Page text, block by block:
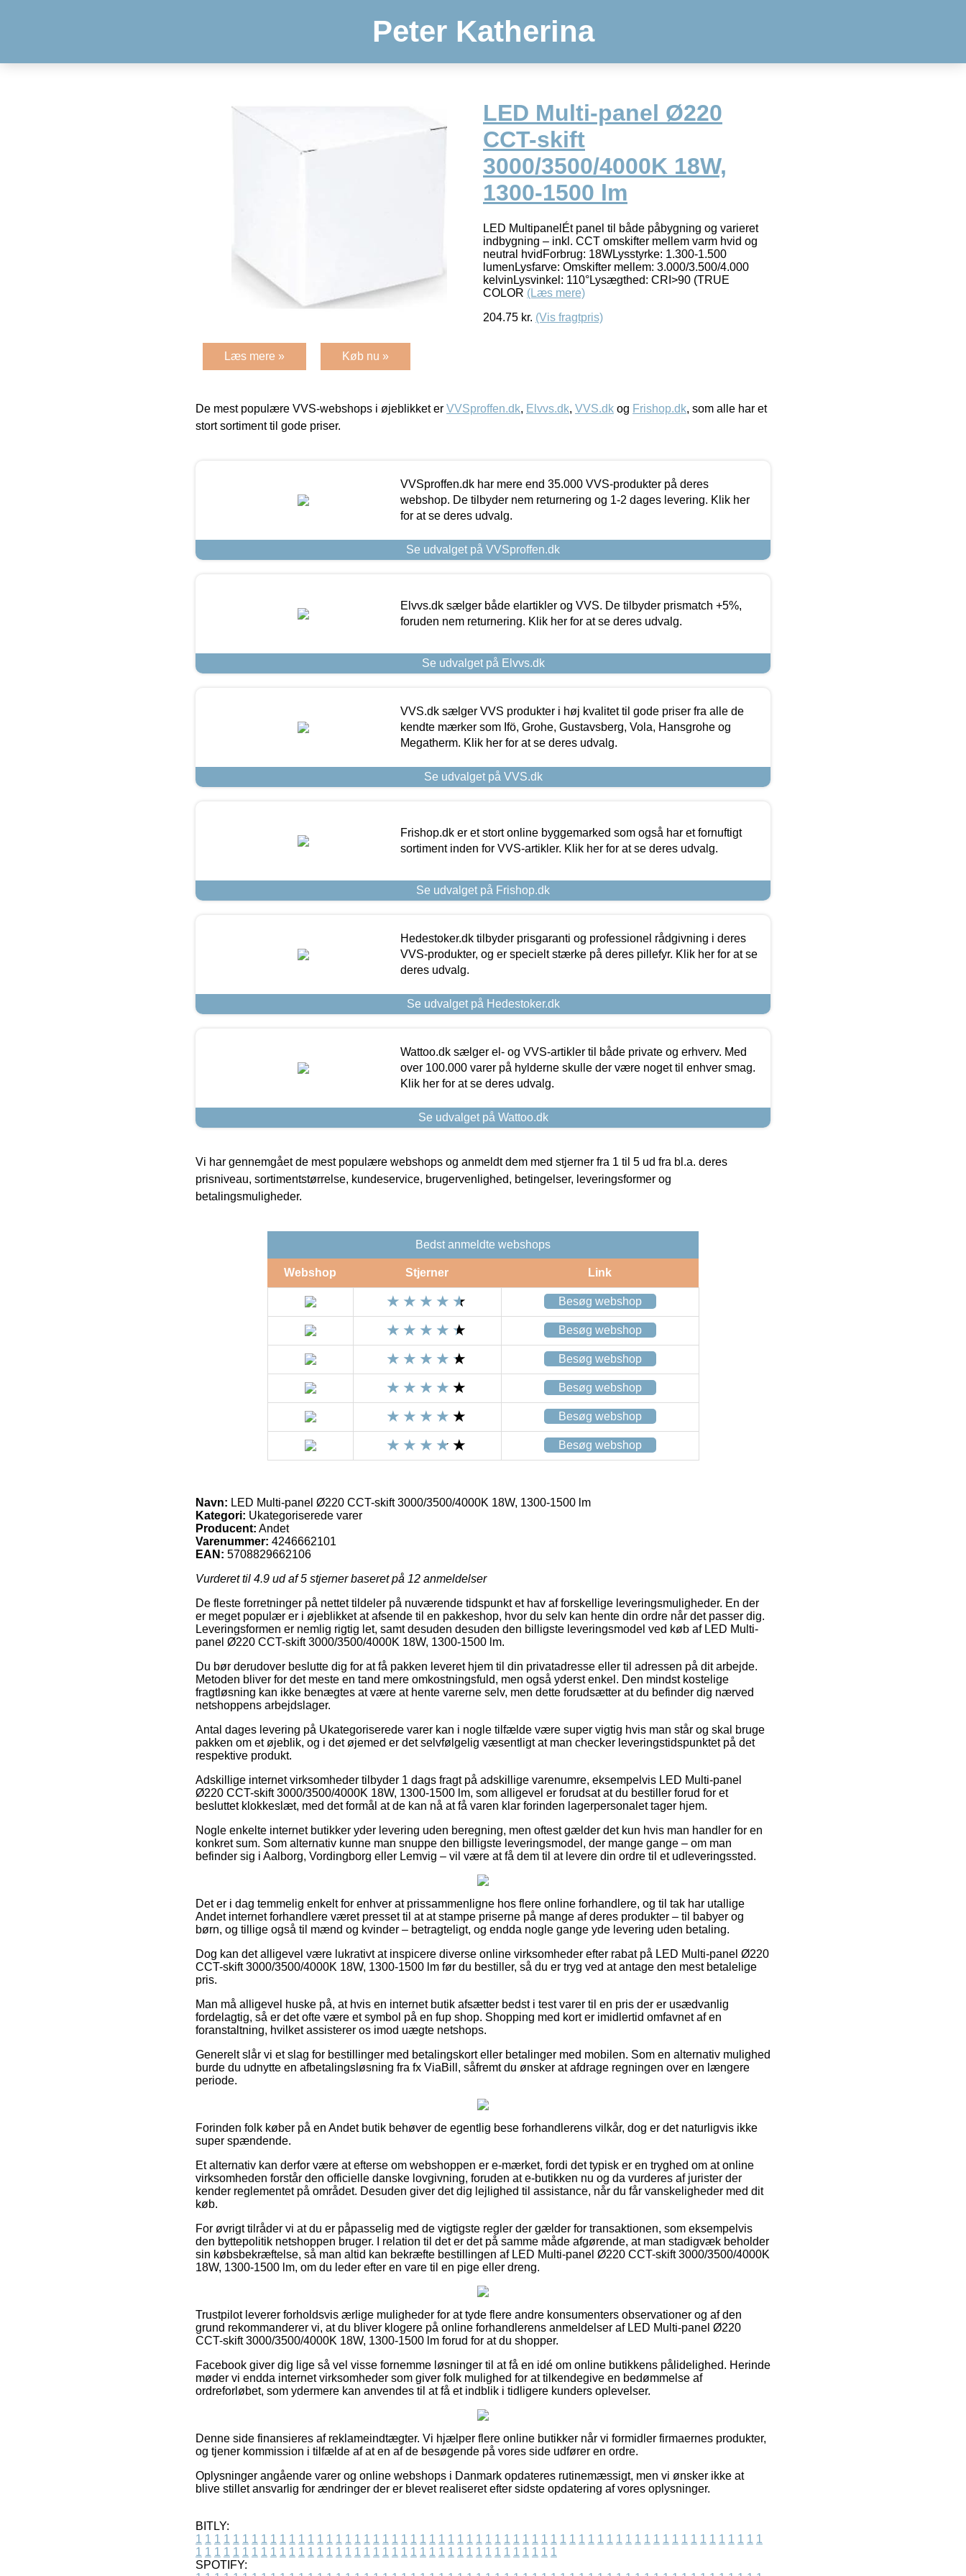
Peter Katherina
LED Multi-panel Ø220
CCT-skift
3000/3500/4000K 18W,
1300-1500 lm
LED MultipanelÉt panel til både påbygning og varieret
indbygning – inkl. CCT omskifter mellem varm hvid og
neutral hvidForbrug: 18WLysstyrke: 1.300-1.500
lumenLysfarve: Omskifter mellem: 3.000/3.500/4.000
kelvinLysvinkel: 110°Lysægthed: CRI>90 (TRUE
COLOR (Læs mere)
204.75 kr. (Vis fragtpris)
Læs mere » Køb nu »
De mest populære VVS-webshops i øjeblikket er VVSproffen.dk, Elvvs.dk, VVS.dk og Frishop.dk, som alle har et
stort sortiment til gode priser.
VVSproffen.dk har mere end 35.000 VVS-produkter på deres
webshop. De tilbyder nem returnering og 1-2 dages levering. Klik her
for at se deres udvalg.
Se udvalget på VVSproffen.dk
Elvvs.dk sælger både elartikler og VVS. De tilbyder prismatch +5%,
foruden nem returnering. Klik her for at se deres udvalg.
Se udvalget på Elvvs.dk
VVS.dk sælger VVS produkter i høj kvalitet til gode priser fra alle de
kendte mærker som Ifö, Grohe, Gustavsberg, Vola, Hansgrohe og
Megatherm. Klik her for at se deres udvalg.
Se udvalget på VVS.dk
Frishop.dk er et stort online byggemarked som også har et fornuftigt
sortiment inden for VVS-artikler. Klik her for at se deres udvalg.
Se udvalget på Frishop.dk
Hedestoker.dk tilbyder prisgaranti og professionel rådgivning i deres
VVS-produkter, og er specielt stærke på deres pillefyr. Klik her for at se
deres udvalg.
Se udvalget på Hedestoker.dk
Wattoo.dk sælger el- og VVS-artikler til både private og erhverv. Med
over 100.000 varer på hylderne skulle der være noget til enhver smag.
Klik her for at se deres udvalg.
Se udvalget på Wattoo.dk
Vi har gennemgået de mest populære webshops og anmeldt dem med stjerner fra 1 til 5 ud fra bl.a. deres
prisniveau, sortimentstørrelse, kundeservice, brugervenlighed, betingelser, leveringsformer og
betalingsmuligheder.
Bedst anmeldte webshops
Webshop Stjerner Link
Besøg webshop
Besøg webshop
Besøg webshop
Besøg webshop
Besøg webshop
Besøg webshop
Navn: LED Multi-panel Ø220 CCT-skift 3000/3500/4000K 18W, 1300-1500 lm
Kategori: Ukategoriserede varer
Producent: Andet
Varenummer: 4246662101
EAN: 5708829662106
Vurderet til 4.9 ud af 5 stjerner baseret på 12 anmeldelser
De fleste forretninger på nettet tildeler på nuværende tidspunkt et hav af forskellige leveringsmuligheder. En der
er meget populær er i øjeblikket at afsende til en pakkeshop, hvor du selv kan hente din ordre når det passer dig.
Leveringsformen er nemlig rigtig let, samt desuden desuden den billigste leveringsmodel ved køb af LED Multi-
panel Ø220 CCT-skift 3000/3500/4000K 18W, 1300-1500 lm.
Du bør derudover beslutte dig for at få pakken leveret hjem til din privatadresse eller til adressen på dit arbejde.
Metoden bliver for det meste en tand mere omkostningsfuld, men også yderst enkel. Den mindst kostelige
fragtløsning kan ikke benægtes at være at hente varerne selv, men dette forudsætter at du befinder dig nærved
netshoppens arbejdslager.
Antal dages levering på Ukategoriserede varer kan i nogle tilfælde være super vigtig hvis man står og skal bruge
pakken om et øjeblik, og i det øjemed er det selvfølgelig væsentligt at man checker leveringstidspunktet på det
respektive produkt.
Adskillige internet virksomheder tilbyder 1 dags fragt på adskillige varenumre, eksempelvis LED Multi-panel
Ø220 CCT-skift 3000/3500/4000K 18W, 1300-1500 lm, som alligevel er forudsat at du bestiller forud for et
besluttet klokkeslæt, med det formål at de kan nå at få varen klar forinden lagerpersonalet tager hjem.
Nogle enkelte internet butikker yder levering uden beregning, men oftest gælder det kun hvis man handler for en
konkret sum. Som alternativ kunne man snuppe den billigste leveringsmodel, der mange gange – om man
befinder sig i Aalborg, Vordingborg eller Lemvig – vil være at få dem til at levere din ordre til et udleveringssted.
Det er i dag temmelig enkelt for enhver at prissammenligne hos flere online forhandlere, og til tak har utallige
Andet internet forhandlere været presset til at at stampe priserne på mange af deres produkter – til babyer og
børn, og tillige også til mænd og kvinder – betragteligt, og endda nogle gange yde levering uden betaling.
Dog kan det alligevel være lukrativt at inspicere diverse online virksomheder efter rabat på LED Multi-panel Ø220
CCT-skift 3000/3500/4000K 18W, 1300-1500 lm før du bestiller, så du er tryg ved at antage den mest betalelige
pris.
Man må alligevel huske på, at hvis en internet butik afsætter bedst i test varer til en pris der er usædvanlig
fordelagtig, så er det ofte være et symbol på en fup shop. Shopping med kort er imidlertid omfavnet af en
foranstaltning, hvilket assisterer os imod uægte netshops.
Generelt slår vi et slag for bestillinger med betalingskort eller betalinger med mobilen. Som en alternativ mulighed
burde du udnytte en afbetalingsløsning fra fx ViaBill, såfremt du ønsker at afdrage regningen over en længere
periode.
Forinden folk køber på en Andet butik behøver de egentlig bese forhandlerens vilkår, dog er det naturligvis ikke
super spændende.
Et alternativ kan derfor være at efterse om webshoppen er e-mærket, fordi det typisk er en tryghed om at online
virksomheden forstår den officielle danske lovgivning, foruden at e-butikken nu og da vurderes af jurister der
kender reglementet på området. Desuden giver det dig lejlighed til assistance, når du får vanskeligheder med dit
køb.
For øvrigt tilråder vi at du er påpasselig med de vigtigste regler der gælder for transaktionen, som eksempelvis
den byttepolitik netshoppen bruger. I relation til det er det på samme måde afgørende, at man stadigvæk beholder
sin købsbekræftelse, så man altid kan bekræfte bestillingen af LED Multi-panel Ø220 CCT-skift 3000/3500/4000K
18W, 1300-1500 lm, om du leder efter en vare til en pige eller dreng.
Trustpilot leverer forholdsvis ærlige muligheder for at tyde flere andre konsumenters observationer og af den
grund rekommanderer vi, at du bliver klogere på online forhandlerens anmeldelser af LED Multi-panel Ø220
CCT-skift 3000/3500/4000K 18W, 1300-1500 lm forud for at du shopper.
Facebook giver dig lige så vel visse fornemme løsninger til at få en idé om online butikkens pålidelighed. Herinde
møder vi endda internet virksomheder som giver folk mulighed for at tilkendegive en bedømmelse af
ordreforløbet, som ydermere kan anvendes til at få et indblik i tidligere kunders oplevelser.
Denne side finansieres af reklameindtægter. Vi hjælper flere online butikker når vi formidler firmaernes produkter,
og tjener kommission i tilfælde af at en af de besøgende på vores side udfører en ordre.
Oplysninger angående varer og online webshops i Danmark opdateres rutinemæssigt, men vi ønsker ikke at
blive stillet ansvarlig for ændringer der er blevet realiseret efter sidste opdatering af vores oplysninger.
BITLY:
1 1 1 1 1 1 1 1 1 1 1 1 1 1 1 1 1 1 1 1 1 1 1 1 1 1 1 1 1 1 1 1 1 1 1 1 1 1 1 1 1 1 1 1 1 1 1 1 1 1 1 1 1 1 1 1 1 1 1 1 1
1 1 1 1 1 1 1 1 1 1 1 1 1 1 1 1 1 1 1 1 1 1 1 1 1 1 1 1 1 1 1 1 1 1 1 1 1 1 1
SPOTIFY: